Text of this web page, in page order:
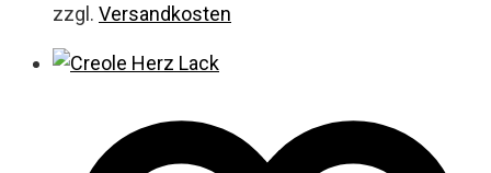
zzgl. Versandkosten